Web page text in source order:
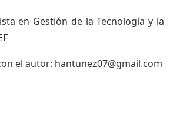
en Gestión de la Tecnología y la
el autor: hantunez07@gmail.com